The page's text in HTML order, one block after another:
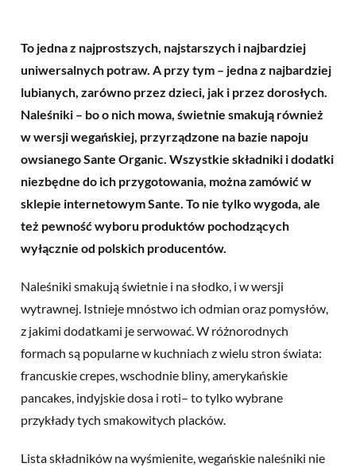
To jedna z najprostszych, najstarszych i najbardziej
uniwersalnych potraw. A przy tym – jedna z najbardziej
lubianych, zarówno przez dzieci, jak i przez dorosłych.
Naleśniki – bo o nich mowa, świetnie smakują również
w wersji wegańskiej, przyrządzone na bazie napoju
owsianego Sante Organic. Wszystkie składniki i dodatki
niezbędne do ich przygotowania, można zamówić w
sklepie internetowym Sante. To nie tylko wygoda, ale
też pewność wyboru produktów pochodzących
wyłącznie od polskich producentów.
Naleśniki smakują świetnie i na słodko, i w wersji
wytrawnej. Istnieje mnóstwo ich odmian oraz pomysłów,
z jakimi dodatkami je serwować. W różnorodnych
formach są popularne w kuchniach z wielu stron świata:
francuskie crepes, wschodnie bliny, amerykańskie
pancakes, indyjskie dosa i roti– to tylko wybrane
przykłady tych smakowitych placków.
Lista składników na wyśmienite, wegańskie naleśniki nie